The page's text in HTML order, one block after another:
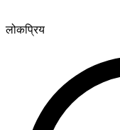
लोकप्रिय